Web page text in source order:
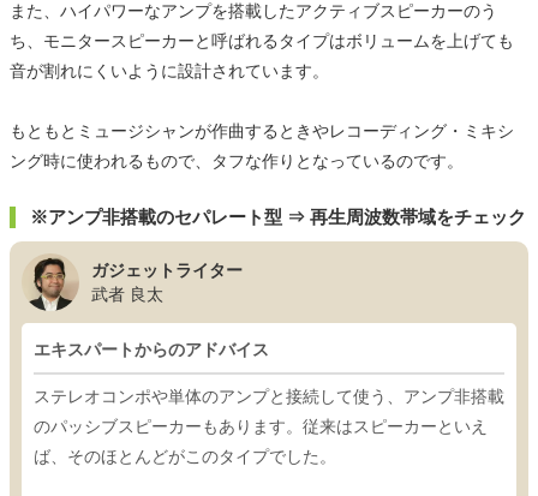
また、ハイパワーなアンプを搭載したアクティブスピーカーのう
ち、モニタースピーカーと呼ばれるタイプはボリュームを上げても
音が割れにくいように設計されています。
もともとミュージシャンが作曲するときやレコーディング・ミキシ
ング時に使われるもので、タフな作りとなっているのです。
※アンプ非搭載のセパレート型 ⇒ 再生周波数帯域をチェック
ガジェットライター
武者 良太
エキスパートからのアドバイス
ステレオコンポや単体のアンプと接続して使う、アンプ非搭載
のパッシブスピーカーもあります。従来はスピーカーといえ
ば、そのほとんどがこのタイプでした。